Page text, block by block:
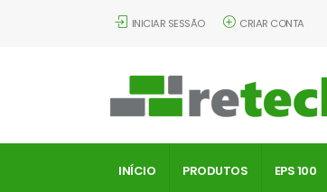
INICIAR SESSÃO CRIAR CONTA
INÍCIO PRODUTOS EPS 100